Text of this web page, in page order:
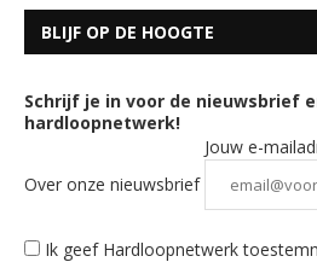
BLIJF OP DE HOOGTE
Schrijf je in voor de nieuwsbrief
hardloopnetwerk!
Over onze nieuwsbrief
Jouw e-
Ik geef Hardloopnetwerk